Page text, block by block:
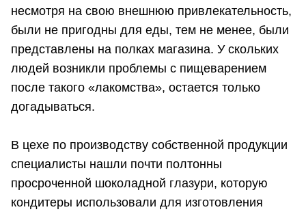
несмотря на свою внешнюю привлекательность,
были не пригодны для еды, тем не менее, были
представлены на полках магазина. У скольких
людей возникли проблемы с пищеварением
после такого «лакомства», остается только
догадываться.
В цехе по производству собственной продукции
специалисты нашли почти полтонны
просроченной шоколадной глазури, которую
кондитеры использовали для изготовления